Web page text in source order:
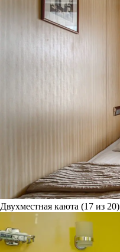
Двухместная каюта (17 из 20)